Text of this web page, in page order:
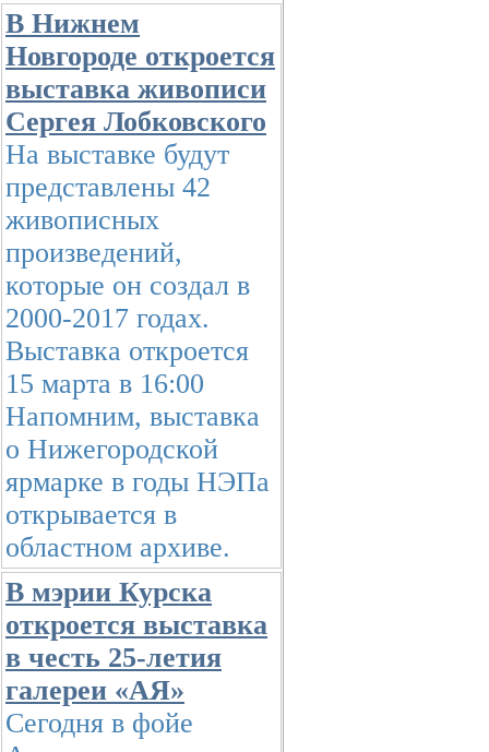
В Нижнем
Новгороде откроется
выставка живописи
Сергея Лобковского
На выставке будут
представлены 42
живописных
произведений,
которые он создал в
2000-2017 годах.
Выставка откроется
15 марта в 16:00
Напомним, выставка
о Нижегородской
ярмарке в годы НЭПа
открывается в
областном архиве.
В мэрии Курска
откроется выставка
в честь 25-летия
галереи «АЯ»
Сегодня в фойе